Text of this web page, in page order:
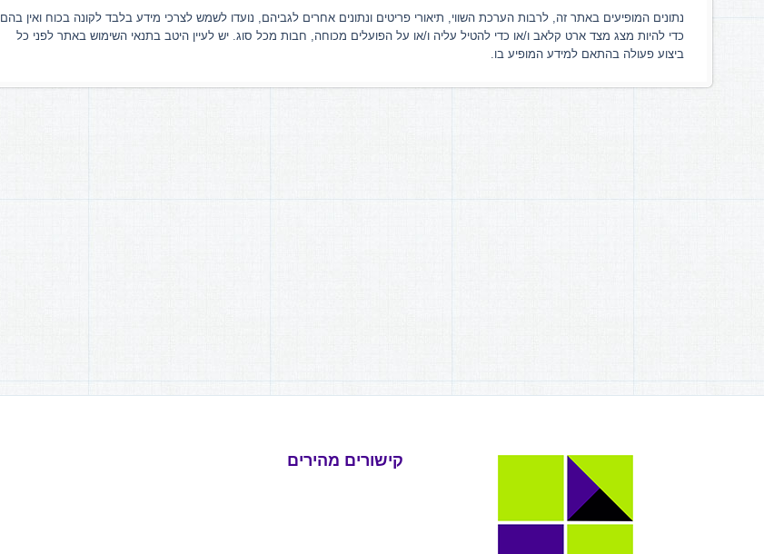
נתונים המופיעים באתר זה, לרבות הערכת השווי, תיאורי פריטים ונתונים אחרים לגביהם, נועדו לשמש לצרכי מידע בלבד לקונה בכוח ואין בהם
כדי להיות מצג מצד ארט קלאב ו/או כדי להטיל עליה ו/או על הפועלים מכוחה, חבות מכל סוג. יש לעיין היטב בתנאי השימוש באתר לפני כל
ביצוע פעולה בהתאם למידע המופיע בו.
קישורים מהירים